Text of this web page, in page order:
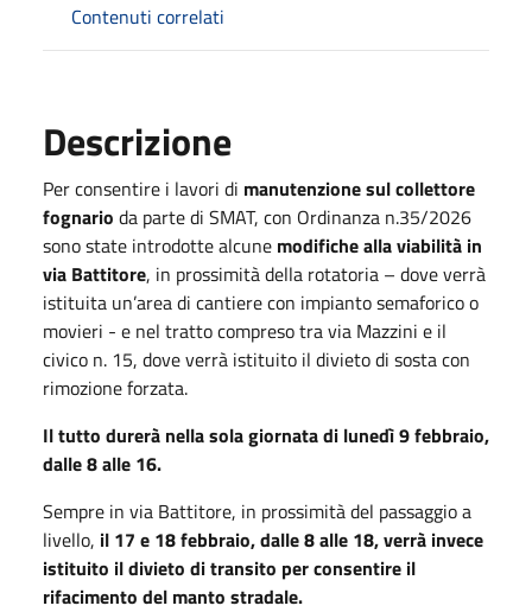
Contenuti correlati
Descrizione
Per consentire i lavori di manutenzione sul collettore
fognario da parte di SMAT, con Ordinanza n.35/2026
sono state introdotte alcune modifiche alla viabilità in
via Battitore, in prossimità della rotatoria – dove verrà
istituita un’area di cantiere con impianto semaforico o
movieri - e nel tratto compreso tra via Mazzini e il
civico n. 15, dove verrà istituito il divieto di sosta con
rimozione forzata.
Il tutto durerà nella sola giornata di lunedì 9 febbraio,
dalle 8 alle 16.
Sempre in via Battitore, in prossimità del passaggio a
livello, il 17 e 18 febbraio, dalle 8 alle 18, verrà invece
istituito il divieto di transito per consentire il
rifacimento del manto stradale.